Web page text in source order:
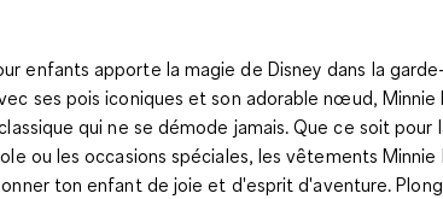
enfants apporte la magie de Disney dans la
ses pois iconiques et son adorable nœud, Minnie
qui ne se démode jamais. Que ce soit pour
ou les occasions spéciales, les vêtements Minnie
ton enfant de joie et d'esprit d'aventure.